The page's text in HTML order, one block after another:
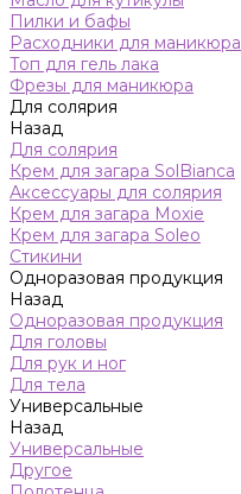
Пилки и бафы
Расходники для маникюра
Топ для гель лака
Фрезы для маникюра
Для солярия
Назад
Для солярия
Крем для загара SolBianca
Аксессуары для солярия
Крем для загара Moxie
Крем для загара Soleo
Стикини
Одноразовая продукция
Назад
Одноразовая продукция
Для головы
Для рук и ног
Для тела
Универсальные
Назад
Универсальные
Другое